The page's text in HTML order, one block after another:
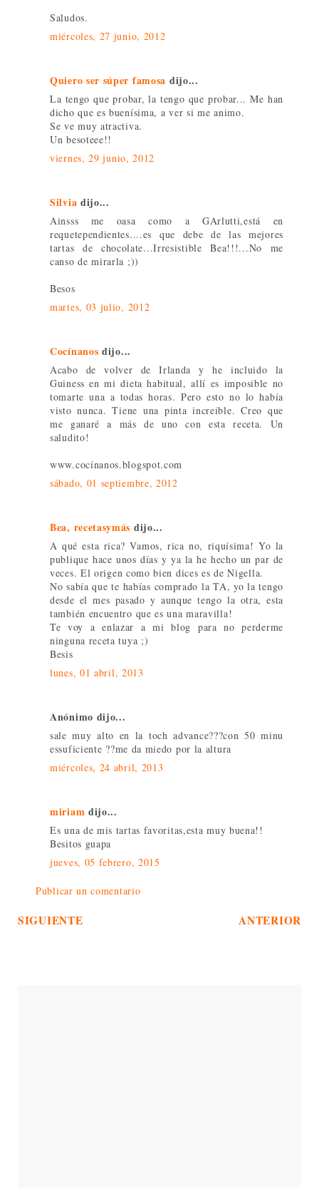
Saludos.
miércoles, 27 junio, 2012
Quiero ser súper famosa dijo...
La tengo que probar, la tengo que probar... Me han
dicho que es buenísima, a ver si me animo.
Se ve muy atractiva.
Un besoteee!!
viernes, 29 junio, 2012
Silvia dijo...
Ainsss me oasa como a GArlutti,está en
requetependientes....es que debe de las mejores
tartas de chocolate...Irresistible Bea!!!...No me
canso de mirarla ;))
Besos
martes, 03 julio, 2012
Cocínanos dijo...
Acabo de volver de Irlanda y he incluido la
Guiness en mi dieta habitual, allí es imposible no
tomarte una a todas horas. Pero esto no lo había
visto nunca. Tiene una pinta increible. Creo que
me ganaré a más de uno con esta receta. Un
saludito!
www.cocínanos.blogspot.com
sábado, 01 septiembre, 2012
Bea, recetasymás dijo...
A qué esta rica? Vamos, rica no, riquísima! Yo la
publique hace unos días y ya la he hecho un par de
veces. El origen como bien dices es de Nigella.
No sabía que te habías comprado la TA, yo la tengo
desde el mes pasado y aunque tengo la otra, esta
también encuentro que es una maravilla!
Te voy a enlazar a mi blog para no perderme
ninguna receta tuya ;)
Besis
lunes, 01 abril, 2013
Anónimo dijo...
sale muy alto en la toch advance???con 50 minu
essuficiente ??me da miedo por la altura
miércoles, 24 abril, 2013
miriam dijo...
Es una de mis tartas favoritas,esta muy buena!!
Besitos guapa
jueves, 05 febrero, 2015
Publicar un comentario
SIGUIENTE ANTERIOR